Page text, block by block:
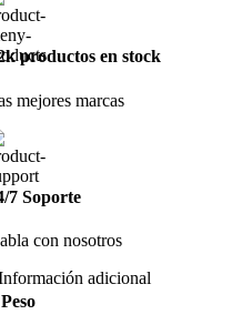
productos en stock
mejores marcas
7 Soporte
con nosotros
adicional
Peso